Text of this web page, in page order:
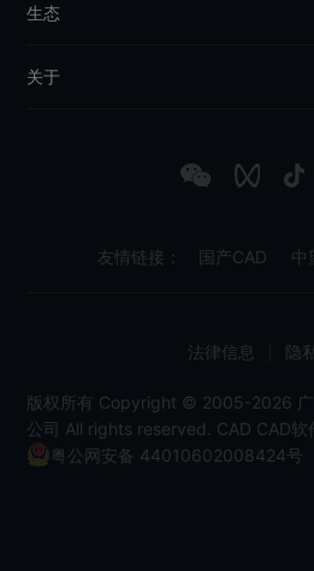
生态
关于
友情链接： 国产CAD 中
版权所有 Copyright © 2005-2026 广
公司 All rights reserved.
CAD CAD软
粤公网安备 44010602008424号
法律信息 隐